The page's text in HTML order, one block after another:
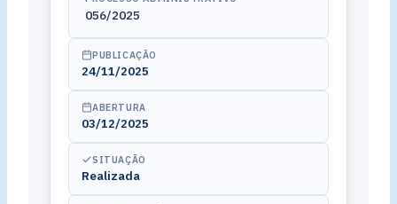
056/2025
PUBLICAÇÃO
24/11/2025
ABERTURA
03/12/2025
SITUAÇÃO
Realizada